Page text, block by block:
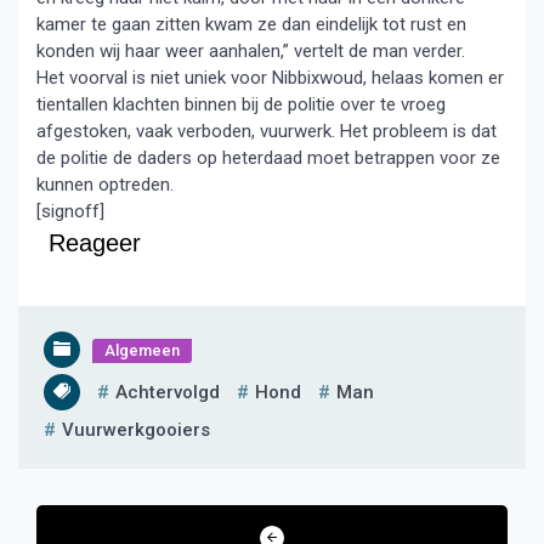
kamer te gaan zitten kwam ze dan eindelijk tot rust en
konden wij haar weer aanhalen,” vertelt de man verder.
Het voorval is niet uniek voor Nibbixwoud, helaas komen er
tientallen klachten binnen bij de politie over te vroeg
afgestoken, vaak verboden, vuurwerk. Het probleem is dat
de politie de daders op heterdaad moet betrappen voor ze
kunnen optreden.
[signoff]
Reageer
Algemeen
Achtervolgd Hond
Man
Vuurwerkgooiers
Bericht